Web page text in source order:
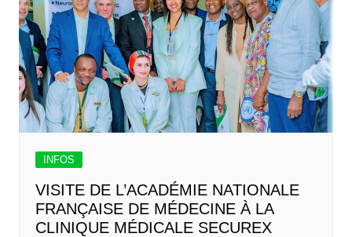
INFOS
VISITE DE L’ACADÉMIE NATIONALE
FRANÇAISE DE MÉDECINE À LA
CLINIQUE MÉDICALE SECUREX